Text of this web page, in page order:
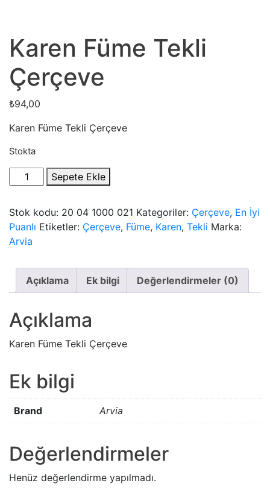
Karen Füme Tekli
Çerçeve
₺94,00
Karen Füme Tekli Çerçeve
Stokta
Karen
Füme
Çerçeve
quantity
Sepete Ekle
Stok kodu: 20 04 1000 021 Kategoriler: Çerçeve, En İyi
Puanlı Etiketler: Çerçeve, Füme, Karen, Tekli Marka:
Arvia
Açıklama Ek bilgi Değerlendirmeler (0)
Açıklama
Karen Füme Tekli Çerçeve
Ek bilgi
Brand Arvia
Değerlendirmeler
Henüz değerlendirme yapılmadı.